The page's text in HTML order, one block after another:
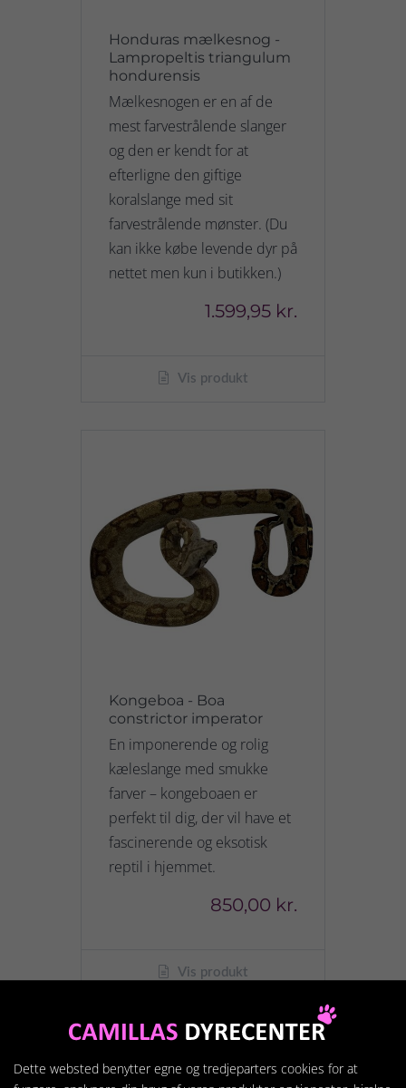
Honduras mælkesnog -
Lampropeltis triangulum
hondurensis
Mælkesnogen er en af de
mest farvestrålende slanger
og den er kendt for at
efterligne den giftige
koralslange med sit
farvestrålende mønster. (Du
kan ikke købe levende dyr på
nettet men kun i butikken.)
1.599,95 kr.
Vis produkt
Kongeboa - Boa
constrictor imperator
En imponerende og rolig
kæleslange med smukke
farver – kongeboaen er
perfekt til dig, der vil have et
fascinerende og eksotisk
reptil i hjemmet.
850,00 kr.
Vis produkt
Dette websted benytter egne og tredjeparters cookies for at